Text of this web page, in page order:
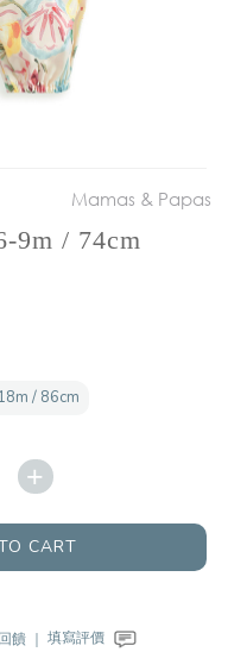
Mamas & Papas
9m / 74cm
/ 86cm
+
CART
饋 ｜填寫評價